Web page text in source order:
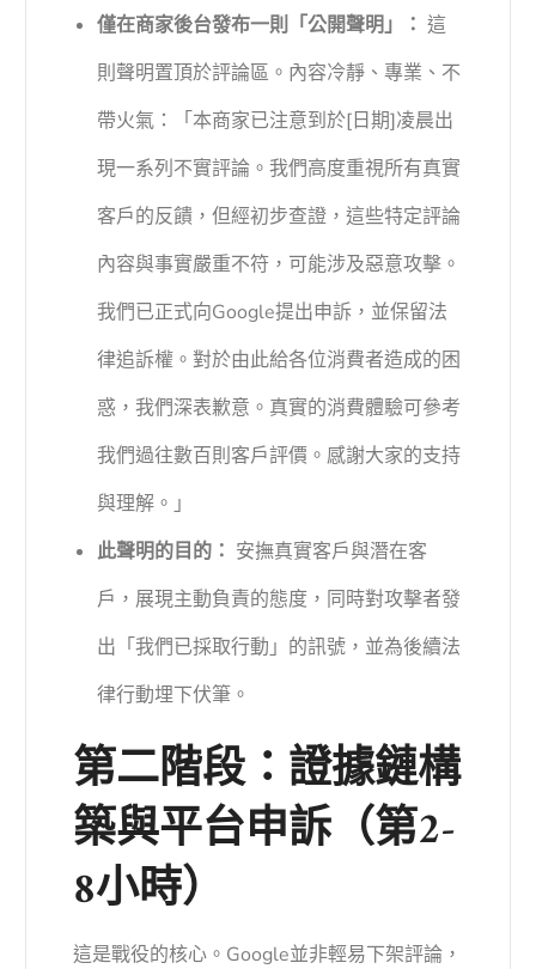
僅在商家後台發布一則「公開聲明」： 這
則聲明置頂於評論區。內容冷靜、專業、不
帶火氣：「本商家已注意到於[日期]凌晨出
現一系列不實評論。我們高度重視所有真實
客戶的反饋，但經初步查證，這些特定評論
內容與事實嚴重不符，可能涉及惡意攻擊。
我們已正式向Google提出申訴，並保留法
律追訴權。對於由此給各位消費者造成的困
惑，我們深表歉意。真實的消費體驗可參考
我們過往數百則客戶評價。感謝大家的支持
與理解。」
此聲明的目的： 安撫真實客戶與潛在客
戶，展現主動負責的態度，同時對攻擊者發
出「我們已採取行動」的訊號，並為後續法
律行動埋下伏筆。
第二階段：證據鏈構
築與平台申訴（第2-
8小時）
這是戰役的核心。Google並非輕易下架評論，